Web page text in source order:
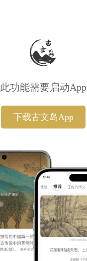
此功能需要启动App
下载古文岛App